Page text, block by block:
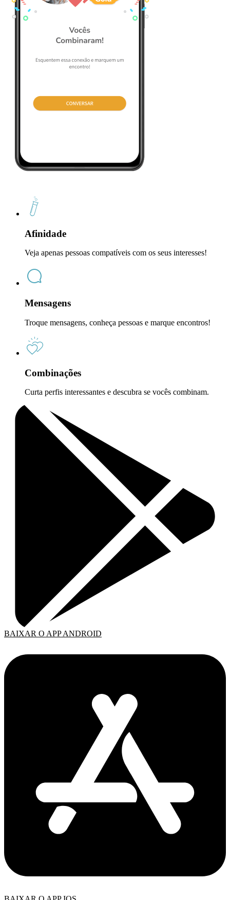
Afinidade
Veja apenas pessoas compatíveis com os seus interesses!
Mensagens
Troque mensagens, conheça pessoas e marque encontros!
Combinações
Curta perfis interessantes e descubra se vocês combinam.
BAIXAR O APP ANDROID